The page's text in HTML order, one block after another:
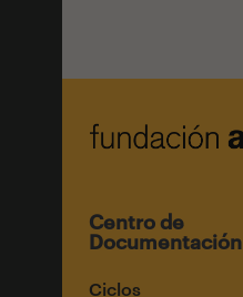
Centro de
Documentación
Ciclos